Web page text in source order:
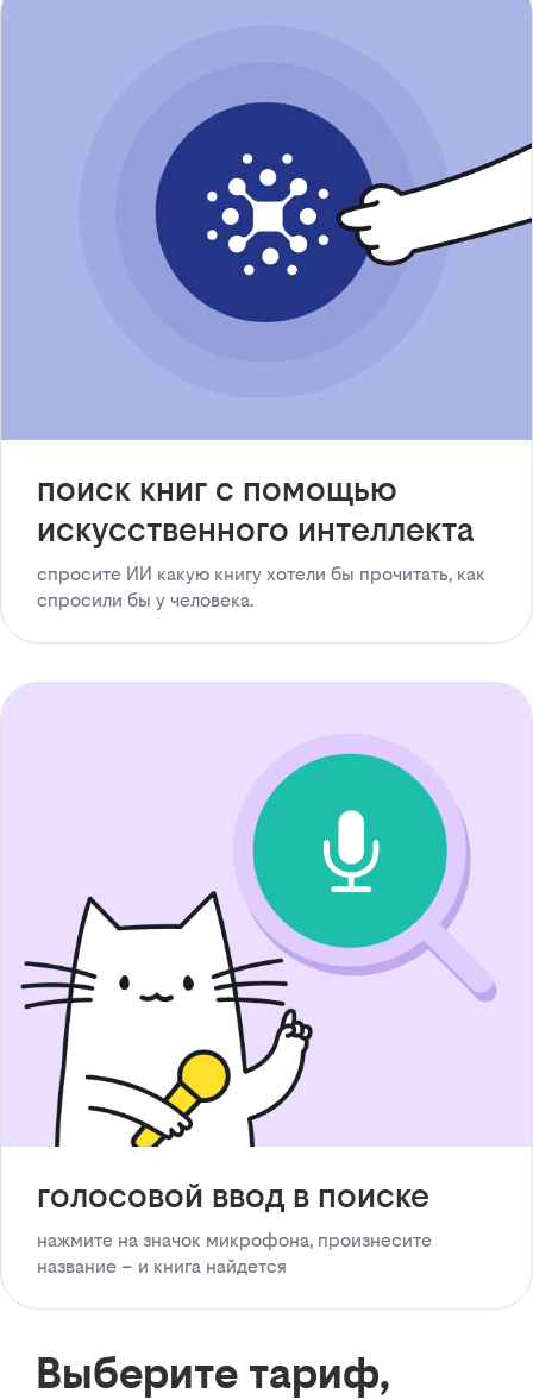
поиск книг с помощью
искусственного интеллекта
спросите ИИ какую книгу хотели бы прочитать, как
спросили бы у человека.
голосовой ввод в поиске
нажмите на значок микрофона, произнесите
название – и книга найдется
Выберите тариф,